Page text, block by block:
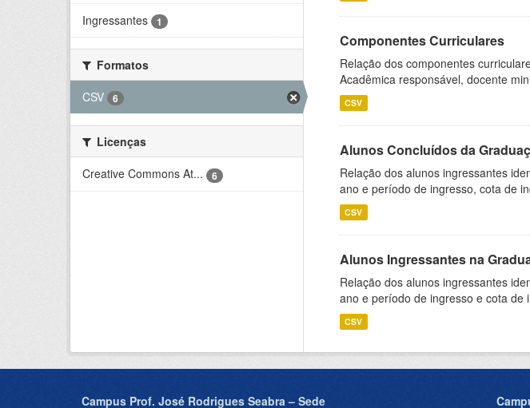
Ingressantes 1
Formatos
CSV
6
Licenças
Creative Commons At...
6
Componentes Curriculares
Relação dos componentes
Acadêmica responsável, docente
CSV
Alunos Concluídos da
Relação dos alunos ingressantes
ano e período de ingresso, cota de
CSV
Alunos Ingressantes na
Relação dos alunos ingressantes
ano e período de ingresso e cota de
CSV
Campus Prof. José Rodrigues Seabra – Sede